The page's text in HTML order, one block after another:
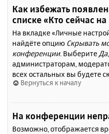
Как избежать
списке «Кто сейчас
На вкладке «Личные
найдёте опцию Скрывать
конференции. Выберите Да
администраторам,
всех остальных вы будете
Вернуться к началу
На конференции
Возможно, отображается